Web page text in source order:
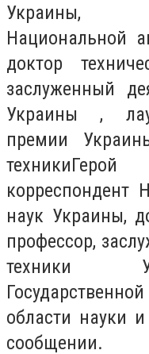
Украины,
Национальной
доктор
заслуженный
Украины ,
премии
корреспондент
наук Украины,
профессор,
техники
области науки
сообщении.